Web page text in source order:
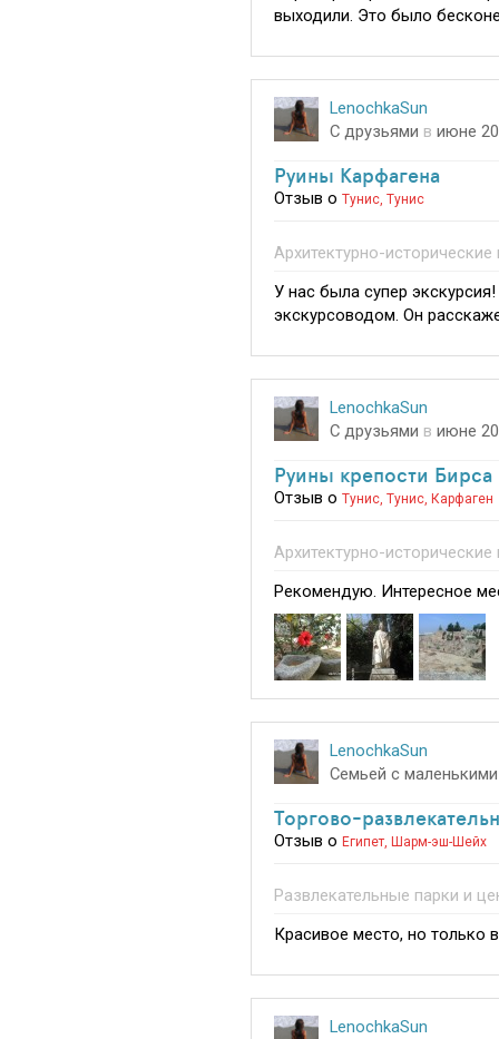
выходили. Это было
LenochkaSun
С друзьями в июне
Руины Карфагена
Отзыв о Тунис, Тунис
Архитектурно-
У нас была супер
экскурсоводом. Он
LenochkaSun
С друзьями в июне
Руины крепости Бирса
Отзыв о Тунис, Тунис, Карфаген
Архитектурно-
Рекомендую. Интересное
LenochkaSun
Семьей с
Торгово-
Отзыв о Египет, Шарм-эш-Шейх
Развлекательные парки и
Красивое место, но только
LenochkaSun